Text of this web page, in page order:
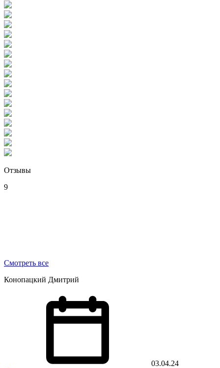
Отзывы
9
Смотреть все
Конопацкий Дмитрий
03.04.24